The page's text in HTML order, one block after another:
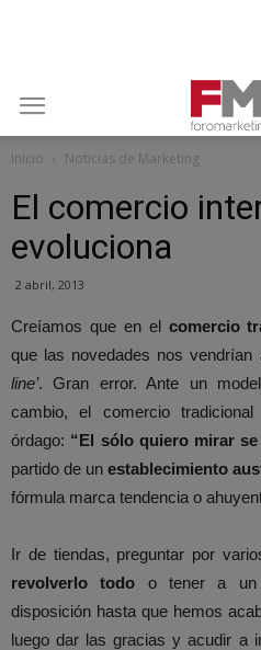
Inicio Noticias de Marketing
El comercio
evoluciona
2 abril, 2013
Creíamos que en el comercio
que las novedades nos
line’. Gran error. Ante un
cambio, el comercio
órdago: “El sólo quiero mirar se
partido de un establecimiento
fórmula marca tendencia o
Ir de tiendas, preguntar por
revolverlo todo o tener a un
disposición hasta que hemos
luego dar las gracias y acudir a